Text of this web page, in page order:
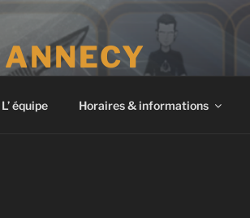
L’ équipe Horaires & informations